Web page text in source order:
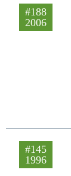
#188
#145